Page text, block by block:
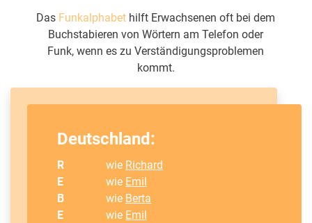
Das Funkalphabet hilft Erwachsenen oft bei dem
Buchstabieren von Wörtern am Telefon oder
Funk, wenn es zu Verständigungsproblemen
kommt.
Deutschland:
R wie Richard
E
wie Emil
B
wie Berta
E
wie Emil